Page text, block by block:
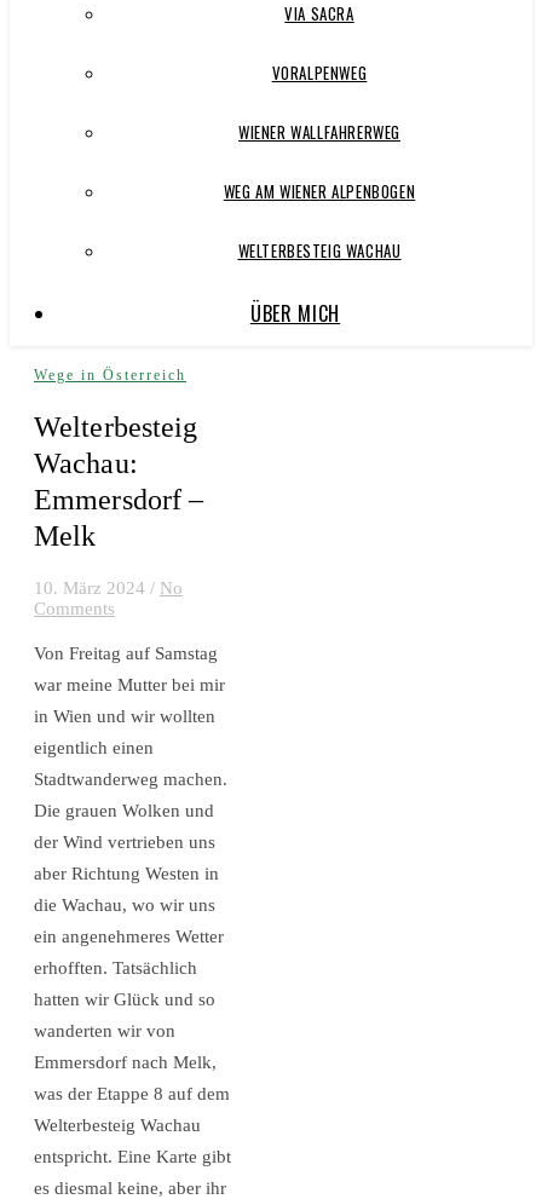
VIA SACRA
VORALPENWEG
WIENER WALLFAHRERWEG
WEG AM WIENER ALPENBOGEN
WELTERBESTEIG WACHAU
ÜBER MICH
Wege in Österreich
Welterbesteig
Wachau:
Emmersdorf –
Melk
10. März 2024 / No
Comments
Von Freitag auf Samstag
war meine Mutter bei mir
in Wien und wir wollten
eigentlich einen
Stadtwanderweg machen.
Die grauen Wolken und
der Wind vertrieben uns
aber Richtung Westen in
die Wachau, wo wir uns
ein angenehmeres Wetter
erhofften. Tatsächlich
hatten wir Glück und so
wanderten wir von
Emmersdorf nach Melk,
was der Etappe 8 auf dem
Welterbesteig Wachau
entspricht. Eine Karte gibt
es diesmal keine, aber ihr